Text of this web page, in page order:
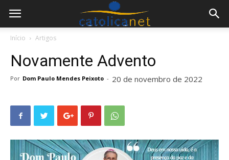
Início Artigos
Novamente Advento
Por Dom Paulo Mendes Peixoto - 20 de novembro de 2022